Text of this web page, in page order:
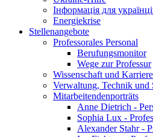
Інформація для
Energiekrise
Stellenangebote
Professorales Personal
Berufungsmonitor
Wege zur Professur
Wissenschaft und Karriere
Verwaltung, Technik und
Mitarbeitendenporträts
Anne Dietrich -
Sophia Lux -
Alexander Stahr -